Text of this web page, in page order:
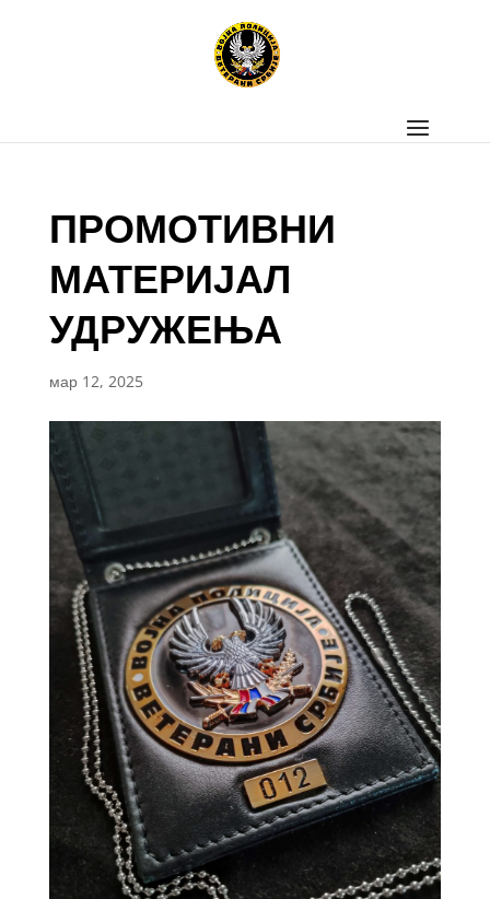
ПРОМОТИВНИ
МАТЕРИЈАЛ
УДРУЖЕЊА
мар 12, 2025